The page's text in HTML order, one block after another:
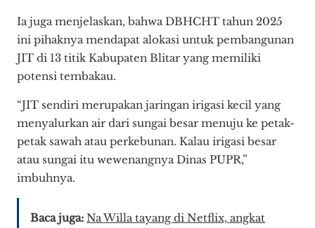
Ia juga menjelaskan, bahwa DBHCHT tahun 2025
ini pihaknya mendapat alokasi untuk pembangunan
JIT di 13 titik Kabupaten Blitar yang memiliki
potensi tembakau.
“JIT sendiri merupakan jaringan irigasi kecil yang
menyalurkan air dari sungai besar menuju ke petak-
petak sawah atau perkebunan. Kalau irigasi besar
atau sungai itu wewenangnya Dinas PUPR,”
imbuhnya.
Baca juga: Na Willa tayang di Netflix, angkat